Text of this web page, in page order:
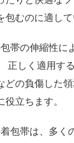
包むのに適して
帯の伸縮性に
正しく適用す
どの負傷した
役立ちます。
包帯は、多く